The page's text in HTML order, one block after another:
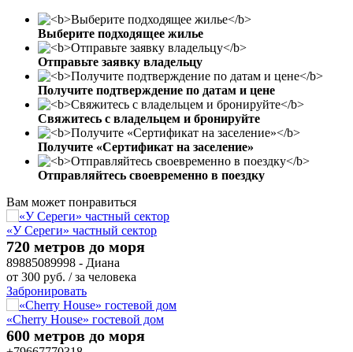
Выберите подходящее жилье
Отправьте заявку владельцу
Получите подтверждение по датам и цене
Свяжитесь с владельцем и бронируйте
Получите «Сертификат на заселение»
Отправляйтесь своевременно в поездку
Вам может понравиться
«У Сереги» частный сектор
720 метров до моря
89885089998 - Диана
от 300 руб. / за человека
Забронировать
«Cherry House» гостевой дом
600 метров до моря